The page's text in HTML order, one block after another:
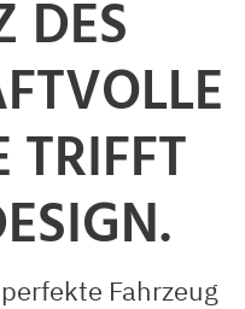
DES
Fahrzeug